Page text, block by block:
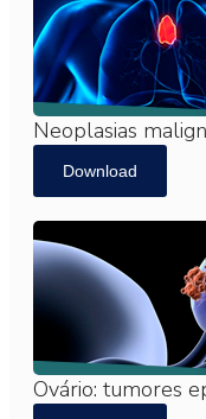
Neoplasias
Download
Ovário: tumores